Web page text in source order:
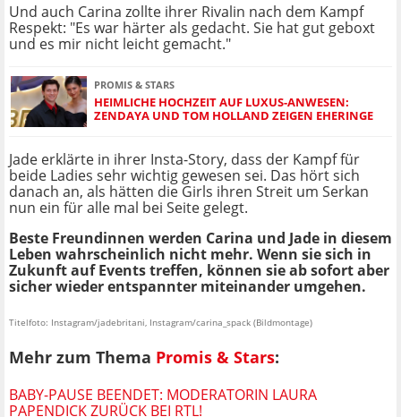
Und auch Carina zollte ihrer Rivalin nach dem Kampf
Respekt: "Es war härter als gedacht. Sie hat gut geboxt
und es mir nicht leicht gemacht."
PROMIS & STARS
HEIMLICHE HOCHZEIT AUF LUXUS-ANWESEN:
ZENDAYA UND TOM HOLLAND ZEIGEN EHERINGE
Jade erklärte in ihrer Insta-Story, dass der Kampf für
beide Ladies sehr wichtig gewesen sei. Das hört sich
danach an, als hätten die Girls ihren Streit um Serkan
nun ein für alle mal bei Seite gelegt.
Beste Freundinnen werden Carina und Jade in diesem
Leben wahrscheinlich nicht mehr. Wenn sie sich in
Zukunft auf Events treffen, können sie ab sofort aber
sicher wieder entspannter miteinander umgehen.
Titelfoto: Instagram/jadebritani, Instagram/carina_spack (Bildmontage)
Mehr zum Thema Promis & Stars:
BABY-PAUSE BEENDET: MODERATORIN LAURA
PAPENDICK ZURÜCK BEI RTL!